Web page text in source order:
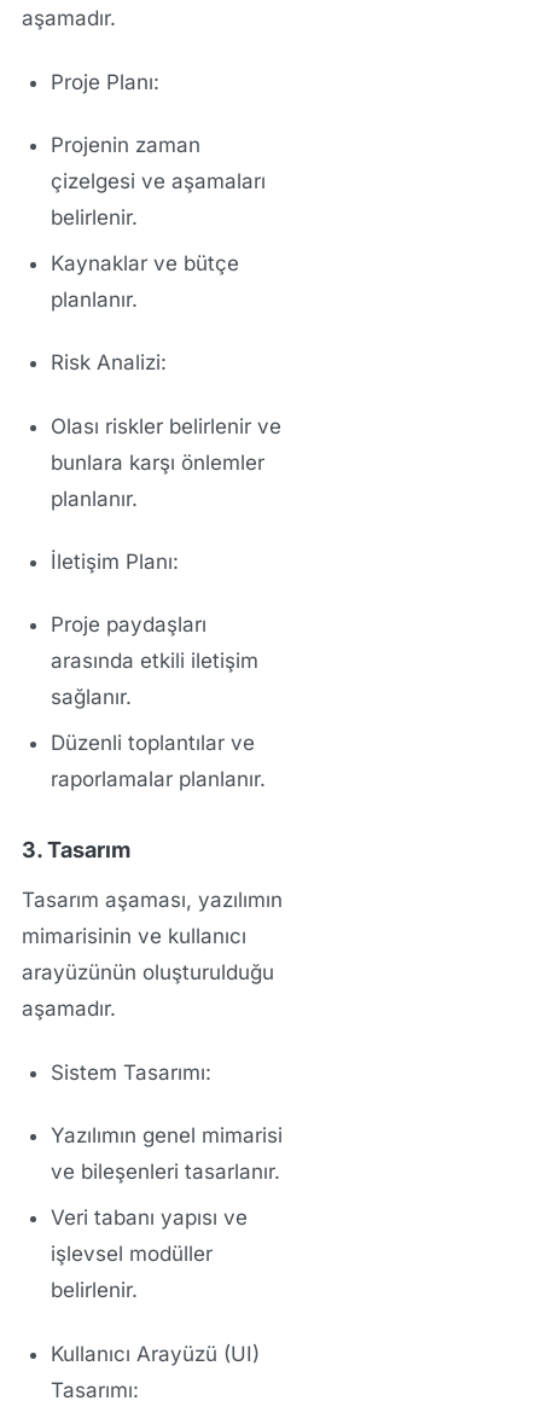
aşamadır.
Proje Planı:
Projenin zaman
çizelgesi ve aşamaları
belirlenir.
Kaynaklar ve bütçe
planlanır.
Risk Analizi:
Olası riskler belirlenir ve
bunlara karşı önlemler
planlanır.
İletişim Planı:
Proje paydaşları
arasında etkili iletişim
sağlanır.
Düzenli toplantılar ve
raporlamalar planlanır.
3. Tasarım
Tasarım aşaması, yazılımın
mimarisinin ve kullanıcı
arayüzünün oluşturulduğu
aşamadır.
Sistem Tasarımı:
Yazılımın genel mimarisi
ve bileşenleri tasarlanır.
Veri tabanı yapısı ve
işlevsel modüller
belirlenir.
Kullanıcı Arayüzü (UI)
Tasarımı: